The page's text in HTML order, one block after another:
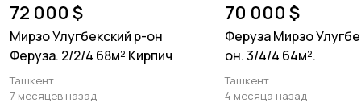
72 000 $
Мирзо Улугбекский р-он
Феруза. 2/2/4 68м² Кирпич
Ташкент
7 месяцев назад
70 000 $
Феруза Мирзо
он. 3/4/4 64м².
Ташкент
4 месяца назад